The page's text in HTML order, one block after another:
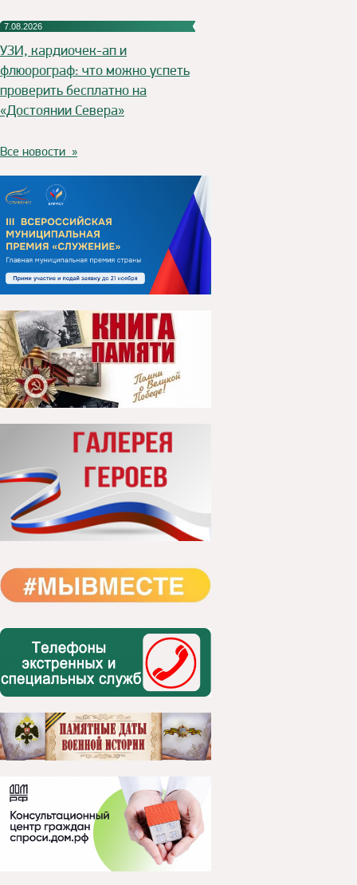
7.08.2026
УЗИ, кардиочек-ап и
флюорограф: что можно успеть
проверить бесплатно на
«Достоянии Севера»
Все новости »